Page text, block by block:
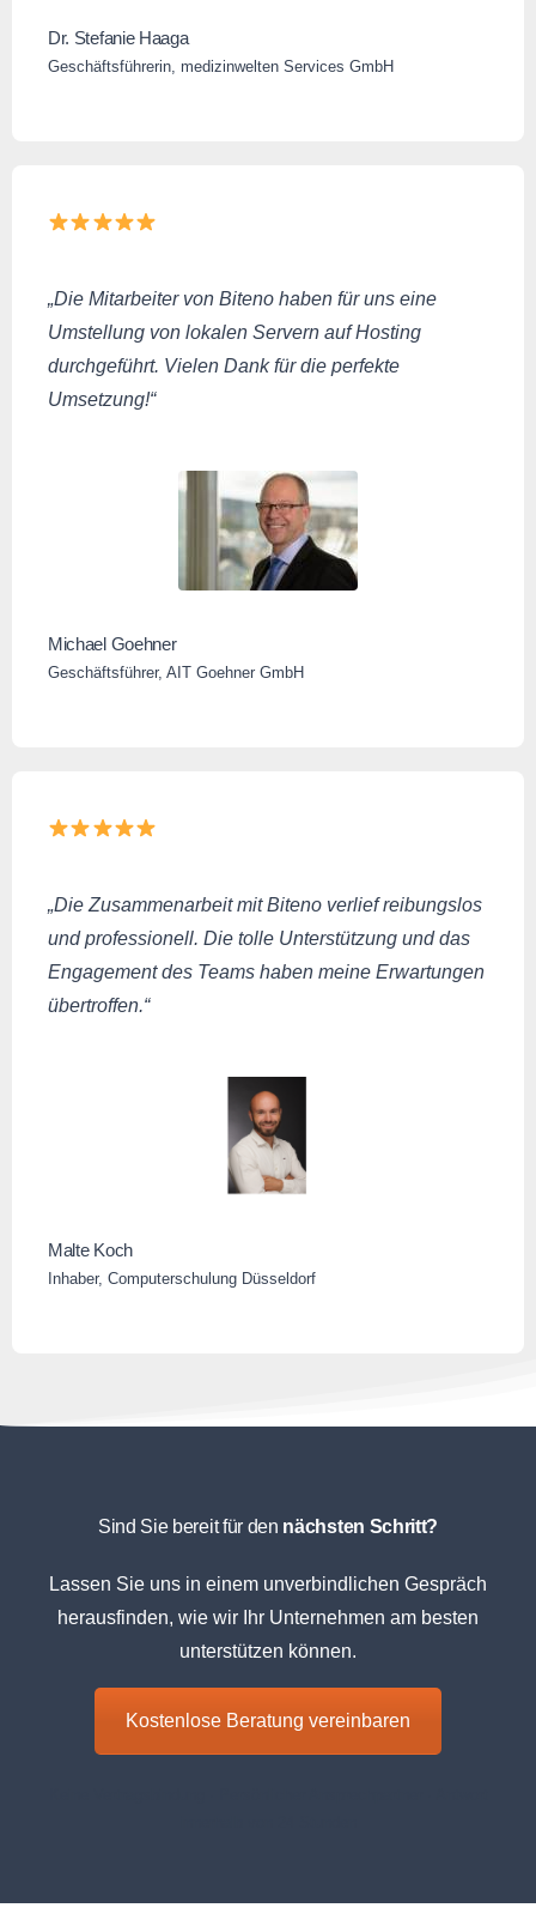
Dr. Stefanie Haaga
Geschäftsführerin, medizinwelten Services GmbH
„Die Mitarbeiter von Biteno haben für uns eine
Umstellung von lokalen Servern auf Hosting
durchgeführt. Vielen Dank für die perfekte
Umsetzung!“
Michael Goehner
Geschäftsführer, AIT Goehner GmbH
„Die Zusammenarbeit mit Biteno verlief reibungslos
und professionell. Die tolle Unterstützung und das
Engagement des Teams haben meine Erwartungen
übertroffen.“
Malte Koch
Inhaber, Computerschulung Düsseldorf
Sind Sie bereit für den nächsten Schritt?
Lassen Sie uns in einem unverbindlichen Gespräch
herausfinden, wie wir Ihr Unternehmen am besten
unterstützen können.
Kostenlose Beratung vereinbaren